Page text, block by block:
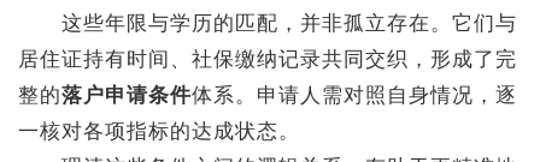
这些年限与学历的匹配，并非孤立存在。它们与
居住证持有时间、社保缴纳记录共同交织，形成了完
整的落户申请条件体系。申请人需对照自身情况，逐
一核对各项指标的达成状态。